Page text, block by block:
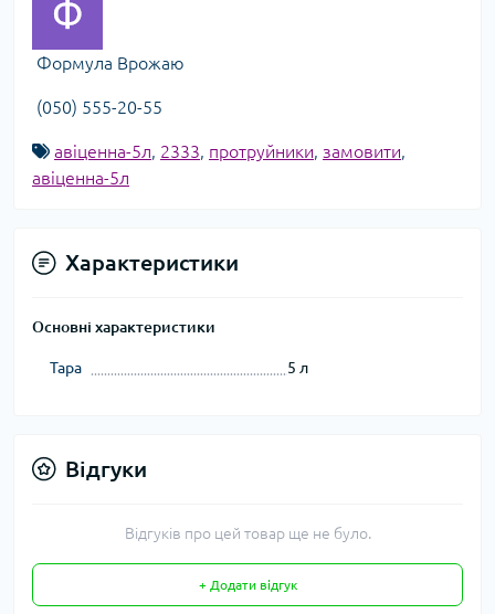
Формула Врожаю
(050) 555-20-55
авіценна-5л, 2333, протруйники, замовити,
авіценна-5л
Характеристики
Основні характеристики
Тара 5 л
Відгуки
Відгуків про цей товар ще не було.
+ Додати відгук